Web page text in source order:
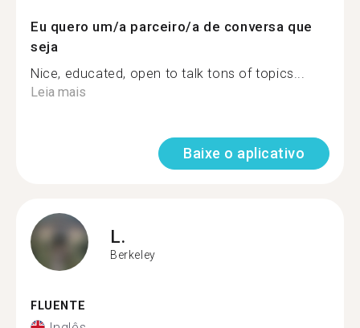
Eu quero um/a parceiro/a de conversa que
seja
Nice, educated, open to talk tons of topics...
Leia mais
Baixe o aplicativo
L.
Berkeley
FLUENTE